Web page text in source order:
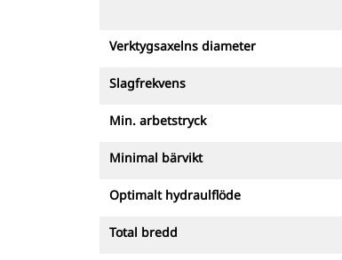
Verktygsaxelns diameter
Slagfrekvens
Min. arbetstryck
Minimal bärvikt
Optimalt hydraulflöde
Total bredd